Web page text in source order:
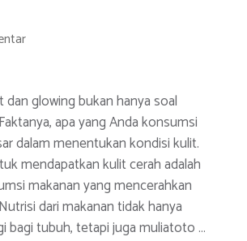
dan glowing bukan hanya soal
apa yang Anda konsumsi
dalam menentukan kondisi kulit.
mendapatkan kulit cerah adalah
makanan yang mencerahkan
dari makanan tidak hanya
bagi tubuh, tetapi juga muliatoto …